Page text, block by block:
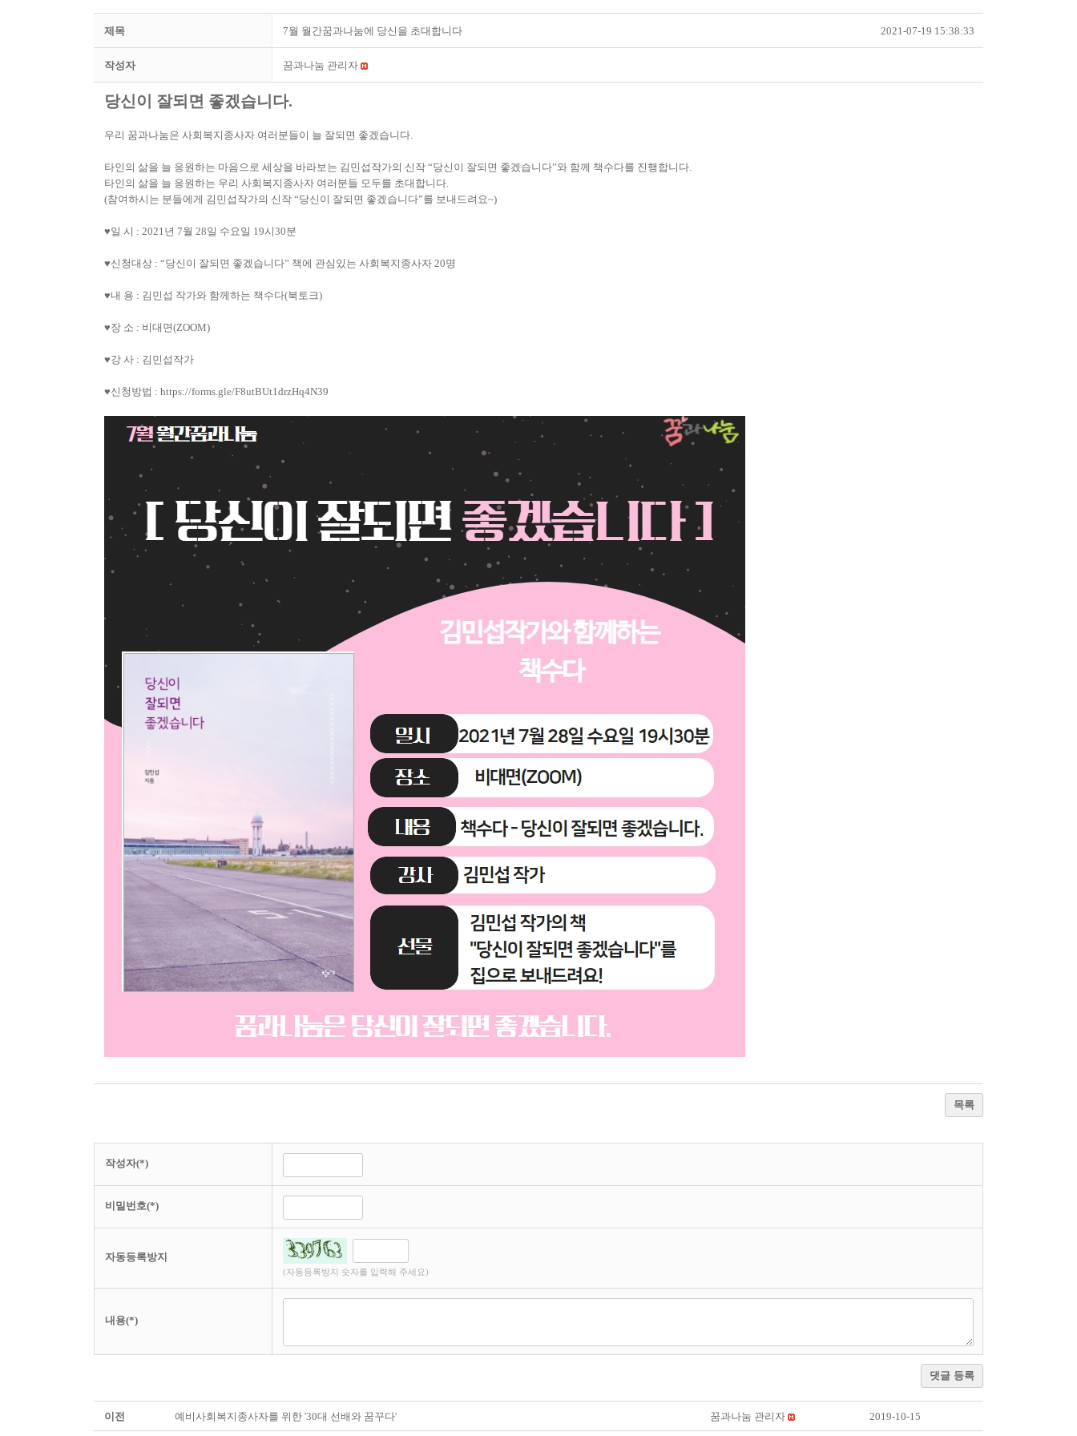
제목 7월 월간꿈과나눔에 당신을 초대합니다 2021-07-19 15:38:33
작성자 꿈과나눔 관리자
당신이 잘되면 좋겠습니다.
우리 꿈과나눔은 사회복지종사자 여러분들이 늘 잘되면 좋겠습니다.
타인의 삶을 늘 응원하는 마음으로 세상을 바라보는 김민섭작가의 신작 “당신이 잘되면 좋겠습니다”와 함께 책수다를 진행합니다.
타인의 삶을 늘 응원하는 우리 사회복지종사자 여러분들 모두를 초대합니다.
(참여하시는 분들에게 김민섭작가의 신작 “당신이 잘되면 좋겠습니다”를 보내드려요~)
♥일 시 : 2021년 7월 28일 수요일 19시30분
♥신청대상 : “당신이 잘되면 좋겠습니다” 책에 관심있는 사회복지종사자 20명
♥내 용 : 김민섭 작가와 함께하는 책수다(북토크)
♥장 소 : 비대면(ZOOM)
♥강 사 : 김민섭작가
♥신청방법 : https://forms.gle/F8utBUt1drzHq4N39
목록
작성자(*)
비밀번호(*)
자동등록방지
(자동등록방지 숫자를 입력해 주세요)
내용(*)
댓글 등록
이전 예비사회복지종사자를 위한 '30대 선배와 꿈꾸다' 꿈과나눔 관리자 2019-10-15